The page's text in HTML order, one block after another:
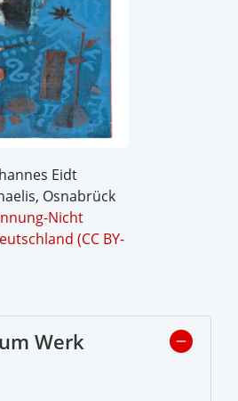
Eidt
Osnabrück
Nicht
(CC BY-
Werk